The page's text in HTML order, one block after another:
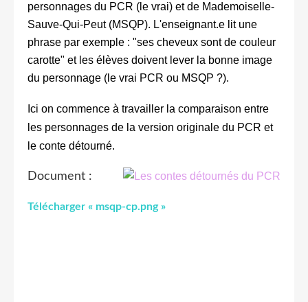
personnages du PCR (le vrai) et de Mademoiselle-
Sauve-Qui-Peut (MSQP). L'enseignant.e lit une
phrase par exemple : "ses cheveux sont de couleur
carotte" et les élèves doivent lever la bonne image
du personnage (le vrai PCR ou MSQP ?).
Ici on commence à travailler la comparaison entre
les personnages de la version originale du PCR et
le conte détourné.
Document :
Télécharger « msqp-cp.png »